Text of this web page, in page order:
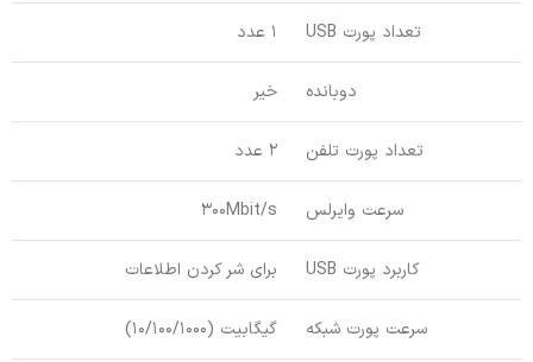
تعداد پورت USB 1 عدد
دوبانده خیر
تعداد پورت تلفن 2 عدد
سرعت وایرلس 300Mbit/s
کاربرد پورت USB برای شر کردن اطلاعات
سرعت پورت شبکه گیگابیت (10/100/1000)